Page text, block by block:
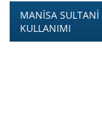
MANİSA SULTANİ
KULLANIMI